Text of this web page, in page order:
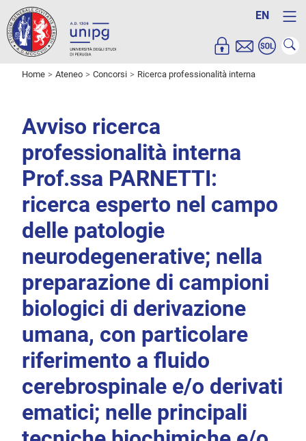
EN
Home Ateneo Concorsi Ricerca professionalità interna
Avviso ricerca
professionalità interna
Prof.ssa PARNETTI:
ricerca esperto nel campo
delle patologie
neurodegenerative; nella
preparazione di campioni
biologici di derivazione
umana, con particolare
riferimento a fluido
cerebrospinale e/o derivati
ematici; nelle principali